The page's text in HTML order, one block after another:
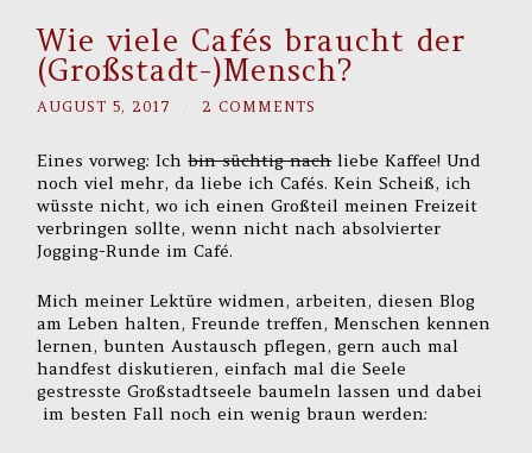
Wie viele Cafés braucht der
(Großstadt-)Mensch?
AUGUST 5, 2017 2 COMMENTS
Eines vorweg: Ichbin süchtig nachliebe Kaffee! Und
noch viel mehr, da liebe ich Cafés. Kein Scheiß, ich
wüsste nicht, wo ich einen Großteil meinen Freizeit
verbringen sollte, wenn nicht nach absolvierter
Jogging-Runde im Café.
Mich meiner Lektüre widmen, arbeiten, diesen Blog
am Leben halten, Freunde treffen, Menschen kennen
lernen, bunten Austausch pflegen, gern auch mal
handfest diskutieren, einfach mal die Seele
gestresste Großstadtseele baumeln lassen und dabei
im besten Fall noch ein wenig braun werden: